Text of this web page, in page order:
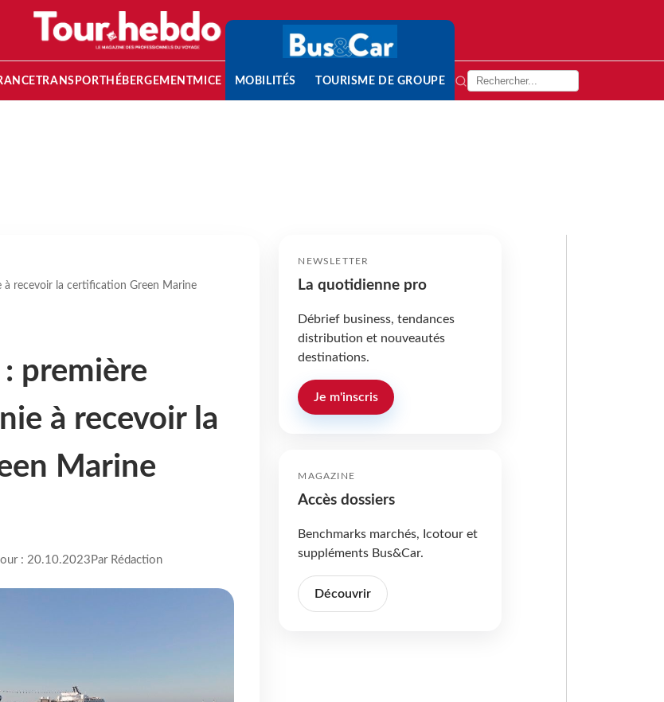
TRANSPORT HÉBERGEMENTMICE MOBILITÉS TOURISME DE GROUPE
à recevoir la certification Green Marine
: première
à recevoir la
Marine
: 20.10.2023 Par Rédaction
NEWSLETTER
La quotidienne pro
Débrief business, tendances
distribution et nouveautés
destinations.
Je m'inscris
MAGAZINE
Accès dossiers
Benchmarks marchés, Icotour et
suppléments Bus&Car.
Découvrir